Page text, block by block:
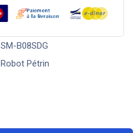
SM-B08SDG
Robot Pétrin